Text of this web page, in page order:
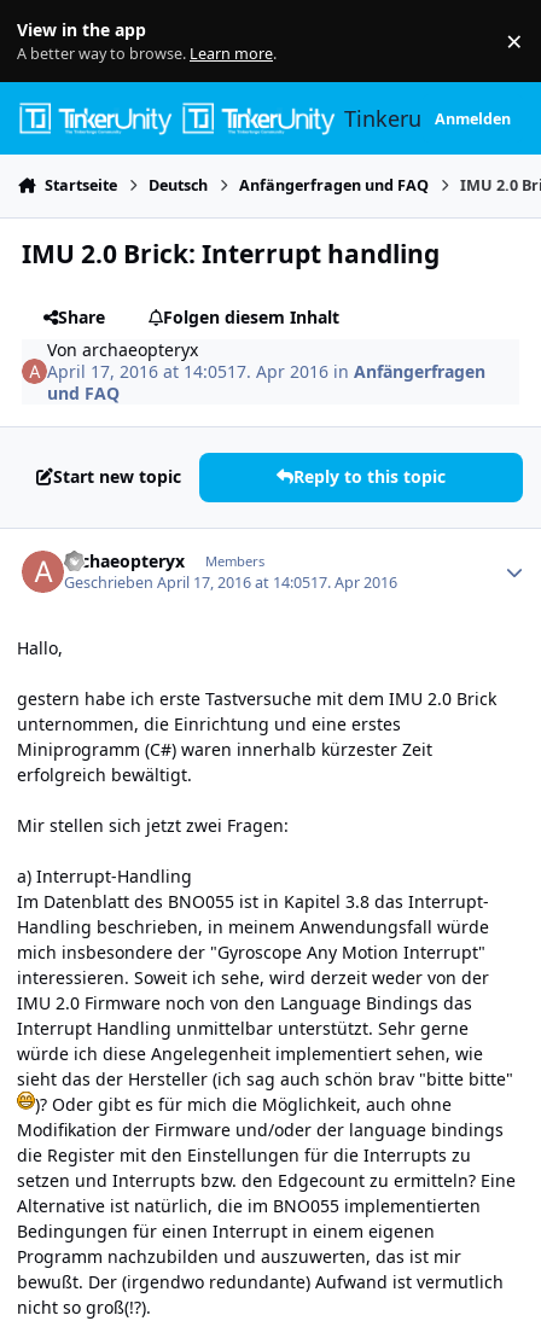
View in the app
A better way to browse. Learn more. ×
TinkerunityAnmelden
Startseite Deutsch Anfängerfragen und FAQ IMU 2.0
IMU 2.0 Brick: Interrupt handling
Share
Folgen diesem Inhalt
Vonarchaeopteryx
April 17, 2016 at 14:0517. Apr 2016 inAnfängerfragen
und FAQ
Start new topic Reply to this topic
archaeopteryx Members
GeschriebenApril 17, 2016 at 14:0517. Apr 2016
Hallo,
gestern habe ich erste Tastversuche mit dem IMU 2.0 Brick
unternommen, die Einrichtung und eine erstes
Miniprogramm (C#) waren innerhalb kürzester Zeit
erfolgreich bewältigt.
Mir stellen sich jetzt zwei Fragen:
a) Interrupt-Handling
Im Datenblatt des BNO055 ist in Kapitel 3.8 das Interrupt-
Handling beschrieben, in meinem Anwendungsfall würde
mich insbesondere der "Gyroscope Any Motion Interrupt"
interessieren. Soweit ich sehe, wird derzeit weder von der
IMU 2.0 Firmware noch von den Language Bindings das
Interrupt Handling unmittelbar unterstützt. Sehr gerne
würde ich diese Angelegenheit implementiert sehen, wie
sieht das der Hersteller (ich sag auch schön brav "bitte bitte"
)? Oder gibt es für mich die Möglichkeit, auch ohne
Modifikation der Firmware und/oder der language bindings
die Register mit den Einstellungen für die Interrupts zu
setzen und Interrupts bzw. den Edgecount zu ermitteln? Eine
Alternative ist natürlich, die im BNO055 implementierten
Bedingungen für einen Interrupt in einem eigenen
Programm nachzubilden und auszuwerten, das ist mir
bewußt. Der (irgendwo redundante) Aufwand ist vermutlich
nicht so groß(!?).